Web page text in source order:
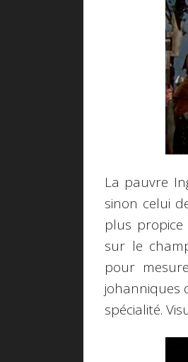
La pauvre
sinon celui
plus
sur le
pour
johanniques
spécialité.